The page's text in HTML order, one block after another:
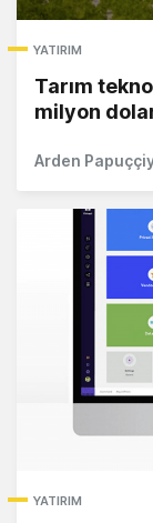
YATIRIM
Tarım
milyon
Arden
YATIRIM